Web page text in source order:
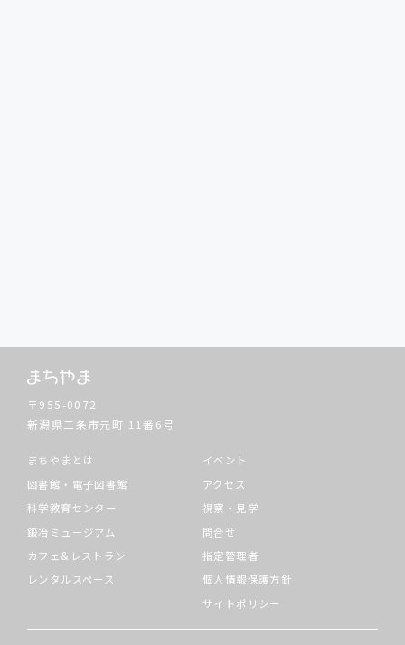
〒955-0072
新潟県三条市元町 11番6号
まちやまとは
図書館・電子図書館
科学教育センター
鍛冶ミュージアム
カフェ&レストラン
レンタルスペース
イベント
アクセス
視察・見学
問合せ
指定管理者
個人情報保護方針
サイトポリシー